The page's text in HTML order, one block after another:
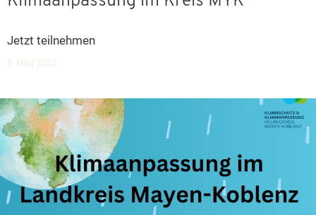
Jetzt teilnehmen
5. März 2025